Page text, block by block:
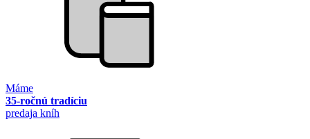
Máme
35-ročnú tradíciu
predaja kníh